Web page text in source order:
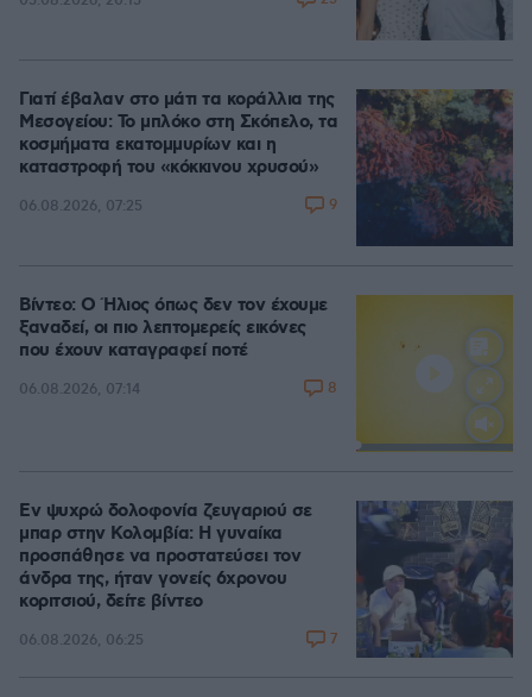
Γιατί έβαλαν στο μάτι τα κοράλλια της
Μεσογείου: Το μπλόκο στη Σκόπελο, τα
κοσμήματα εκατομμυρίων και η
καταστροφή του «κόκκινου χρυσού»
06.08.2026, 07:25 9
Loaded:
Βίντεο: Ο Ήλιος όπως δεν τον έχουμε
ξαναδεί, οι πιο λεπτομερείς εικόνες
που έχουν καταγραφεί ποτέ
06.08.2026, 07:14 8
Εν ψυχρώ δολοφονία ζευγαριού σε
μπαρ στην Κολομβία: Η γυναίκα
προσπάθησε να προστατεύσει τον
άνδρα της, ήταν γονείς 6χρονου
κοριτσιού, δείτε βίντεο
06.08.2026, 06:25 7